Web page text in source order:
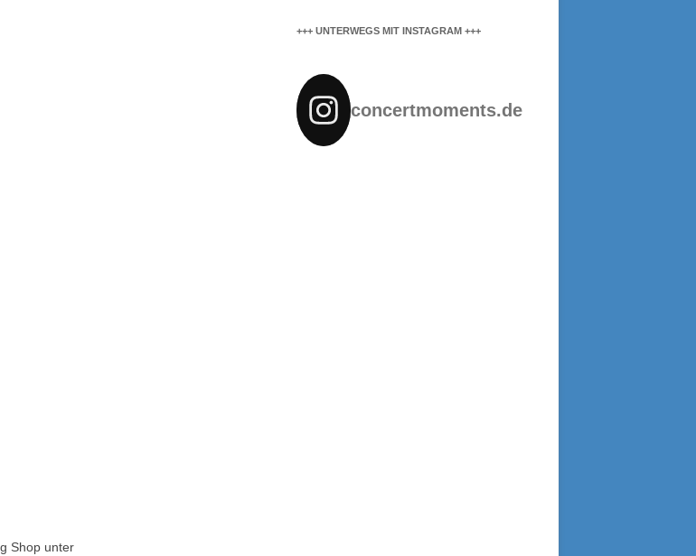
Shop unter
+++ UNTERWEGS MIT INSTAGRAM +++
concertmoments.de